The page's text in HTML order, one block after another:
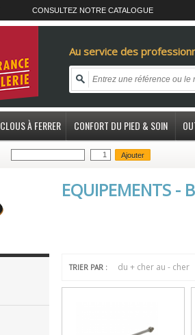
CONSULTEZ NOTRE CATALOGUE
Au service des
CLOUS À FERRER CONFORT DU PIED & SOIN
Ajouter
EQUIPEMENTS -
TRIER PAR : du + cher au - cher